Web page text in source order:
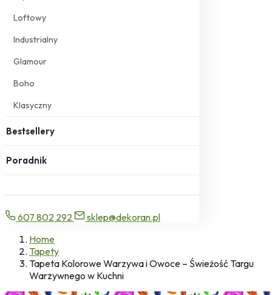
Loftowy
Industrialny
Glamour
Boho
Klasyczny
Bestsellery
Poradnik
607 802 292
sklep@dekoran.pl
Home
Tapety
Tapeta Kolorowe Warzywa i Owoce – Świeżość Targu
Warzywnego w Kuchni